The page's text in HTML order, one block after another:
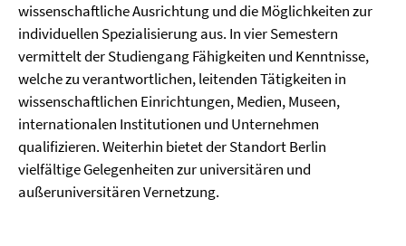
wissenschaftliche Ausrichtung und die Möglichkeiten zur
individuellen Spezialisierung aus. In vier Semestern
vermittelt der Studiengang Fähigkeiten und Kenntnisse,
welche zu verantwortlichen, leitenden Tätigkeiten in
wissenschaftlichen Einrichtungen, Medien, Museen,
internationalen Institutionen und Unternehmen
qualifizieren. Weiterhin bietet der Standort Berlin
vielfältige Gelegenheiten zur universitären und
außeruniversitären Vernetzung.